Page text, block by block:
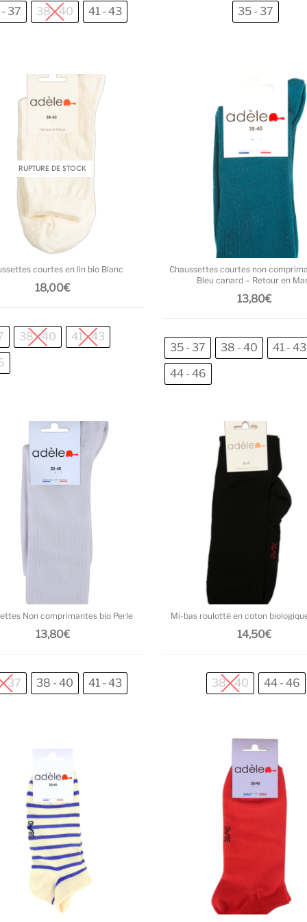
37 38 - 40 41 - 43 35 - 37
RUPTURE DE STOCK
courtes en lin bio Blanc
18,00€
Ce produit a plusieurs variations.
38 - 40
41 - 43
Chaussettes courtes non
Bleu canard – Retour en
13,80€
35 - 37 38 - 40
41 - 43
44 - 46
Non comprimantes bio Perle
13,80€
Ce produit a plusieurs variations.
37 38 - 40 41 - 43
Mi-bas roulotté en coton
14,50€
38 - 40 44 - 46
Ce produit a plusieurs variations.